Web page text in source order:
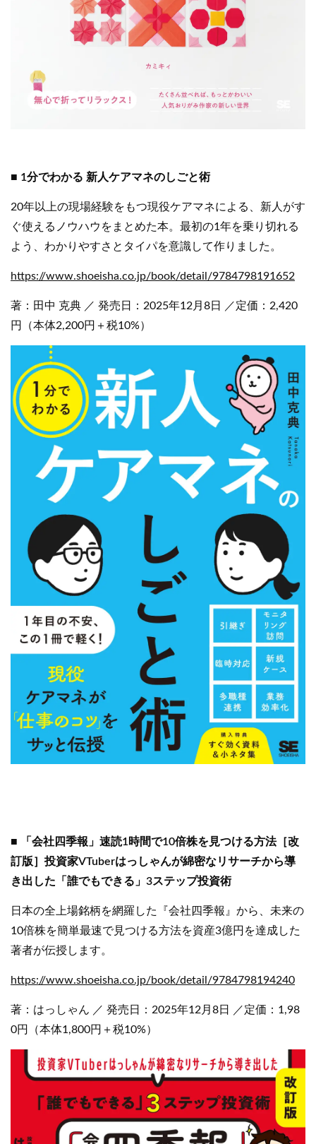
■ 1分でわかる 新人ケアマネのしごと術
20年以上の現場経験をもつ現役ケアマネによる、新人がす
ぐ使えるノウハウをまとめた本。最初の1年を乗り切れる
よう、わかりやすさとタイパを意識して作りました。
https://www.shoeisha.co.jp/book/detail/9784798191652
著：田中 克典 ／ 発売日：2025年12月8日 ／定価：2,420
円（本体2,200円＋税10%）
■ 「会社四季報」速読1時間で10倍株を見つける方法［改
訂版］投資家VTuberはっしゃんが綿密なリサーチから導
き出した「誰でもできる」3ステップ投資術
日本の全上場銘柄を網羅した『会社四季報』から、未来の
10倍株を簡単最速で見つける方法を資産3億円を達成した
著者が伝授します。
https://www.shoeisha.co.jp/book/detail/9784798194240
著：はっしゃん ／ 発売日：2025年12月8日 ／定価：1,98
0円（本体1,800円＋税10%）